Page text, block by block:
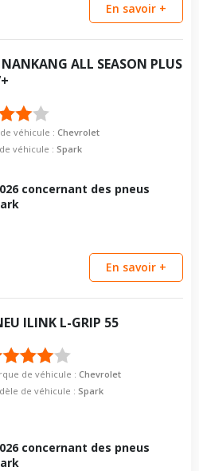
En savoir +
NANKANG ALL SEASON PLUS
véhicule :Chevrolet
véhicule :Spark
concernant des pneus
En savoir +
ILINK L-GRIP 55
de véhicule : Chevrolet
de véhicule : Spark
concernant des pneus